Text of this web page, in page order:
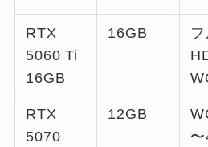
RTX
5060 Ti
16GB
16GB
RTX
5070
12GB
〜